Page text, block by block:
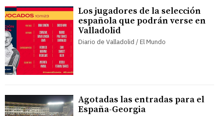
Los jugadores de la selección
española que podrán verse en
Valladolid
Diario de Valladolid / El Mundo
Agotadas las entradas para el
España-Georgia